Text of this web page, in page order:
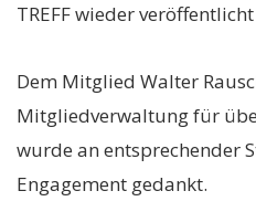
TREFF wieder
Dem Mitglied Walter
Mitgliedverwaltung für
wurde an entsprechender
Engagement gedankt.